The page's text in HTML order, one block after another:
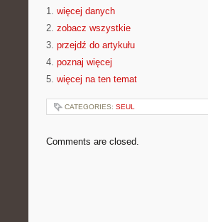
1. więcej danych
2. zobacz wszystkie
3. przejdź do artykułu
4. poznaj więcej
5. więcej na ten temat
CATEGORIES: SEUL
Comments are closed.